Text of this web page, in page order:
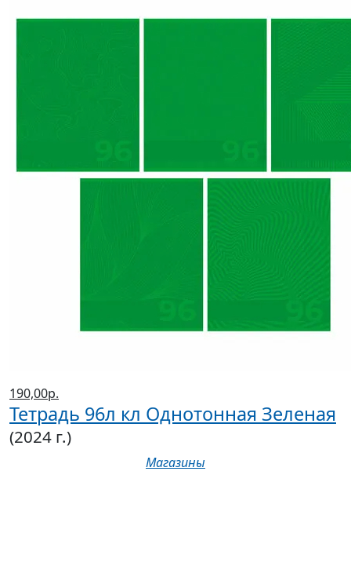
190,00р.
Тетрадь 96л кл Однотонная Зеленая
(2024 г.)
Магазины